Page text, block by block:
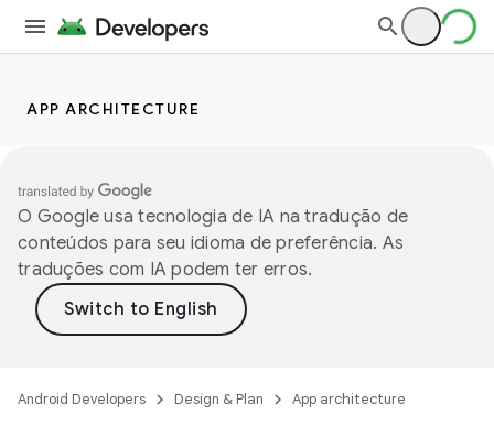
APP ARCHITECTURE
O Google usa tecnologia de IA na tradução de
conteúdos para seu idioma de preferência. As
traduções com IA podem ter erros.
Android Developers Design & Plan App architecture